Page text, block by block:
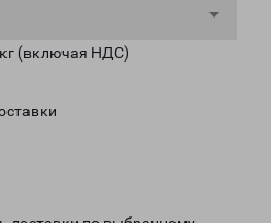
(включая НДС)